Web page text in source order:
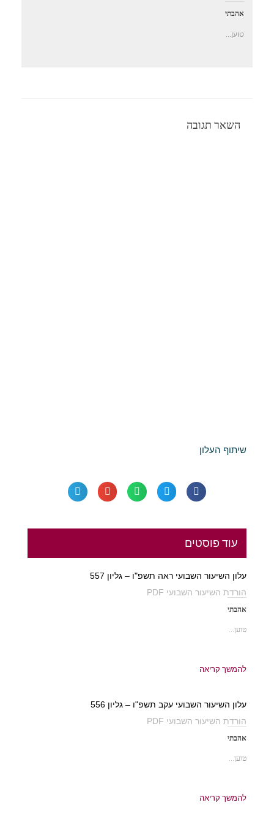
אהבתי
טוען...
השאר תגובה
שיתוף העלון
עוד פוסטים
עלון השיעור השבועי ראה תשפ"ו – גליון 557
הורדת השיעור השבועי PDF
אהבתי
טוען...
להמשך קריאה
עלון השיעור השבועי עקב תשפ"ו – גליון 556
הורדת השיעור השבועי PDF
אהבתי
טוען...
להמשך קריאה